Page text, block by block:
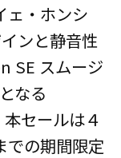
ェ・ホンシ
ンと静音性
SE スムージ
なる
セールは４
での期間限定